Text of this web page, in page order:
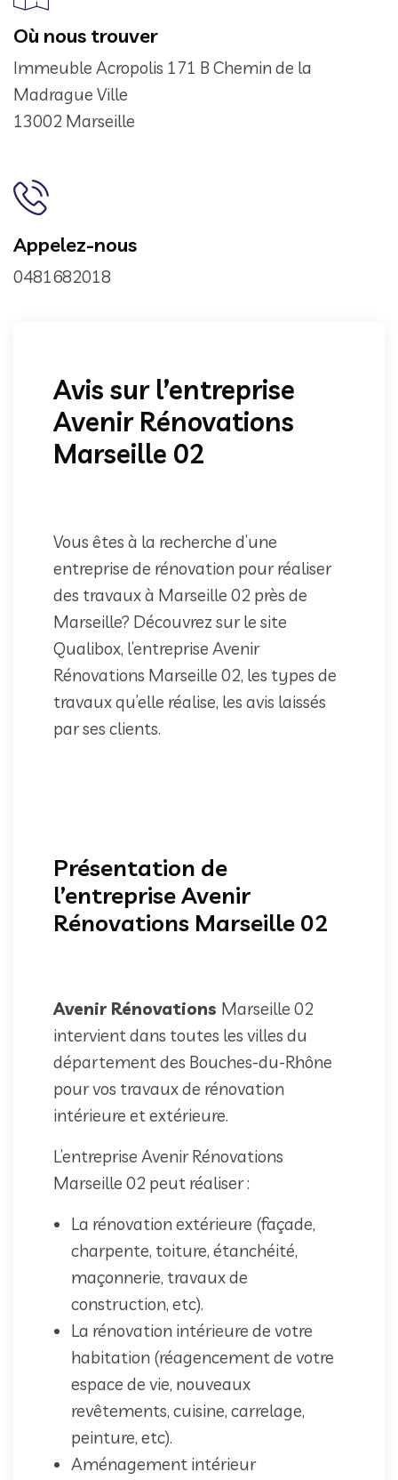
Où nous trouver
Immeuble Acropolis 171 B Chemin de la
Madrague Ville
13002 Marseille
Appelez-nous
0481682018
Avis sur l’entreprise
Avenir Rénovations
Marseille 02
Vous êtes à la recherche d’une
entreprise de rénovation pour réaliser
des travaux à Marseille 02 près de
Marseille? Découvrez sur le site
Qualibox, l’entreprise Avenir
Rénovations Marseille 02, les types de
travaux qu’elle réalise, les avis laissés
par ses clients.
Présentation de
l’entreprise Avenir
Rénovations Marseille 02
Avenir Rénovations Marseille 02
intervient dans toutes les villes du
département des Bouches-du-Rhône
pour vos travaux de rénovation
intérieure et extérieure.
L’entreprise Avenir Rénovations
Marseille 02 peut réaliser :
La rénovation extérieure (façade,
charpente, toiture, étanchéité,
maçonnerie, travaux de
construction, etc).
La rénovation intérieure de votre
habitation (réagencement de votre
espace de vie, nouveaux
revêtements, cuisine, carrelage,
peinture, etc).
Aménagement intérieur